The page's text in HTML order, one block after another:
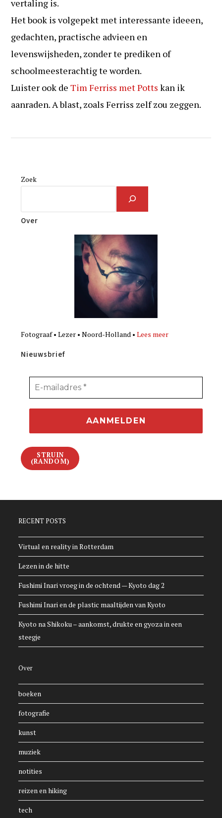
vertaling is.
Het book is volgepekt met interessante ideeen,
gedachten, practische advieen en
levenswijsheden, zonder te prediken of
schoolmeesterachtig te worden.
Luister ook deTim Ferriss met Potts kan ik
aanraden. A blast, zoals Ferriss zelf zou zeggen.
Zoek
Over
Fotograaf • Lezer • Noord-Holland •Lees meer
Nieuwsbrief
STRUIN
(RANDOM)
RECENT POSTS
Virtual en reality in Rotterdam
Lezen in de hitte
Fushimi Inari vroeg in de ochtend — Kyoto dag 2
Fushimi Inari en de plastic maaltijden van Kyoto
Kyoto na Shikoku – aankomst, drukte en gyoza in een
steegje
Over
boeken
fotografie
kunst
muziek
notities
reizen en hiking
tech